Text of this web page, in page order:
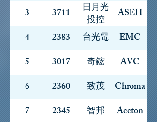
3
3711 日月光
投控
ASEH
4
2383 台光電
EMC
5
3017 奇鋐
AVC
6
2360 致茂
Chroma
7
2345 智邦
Accton